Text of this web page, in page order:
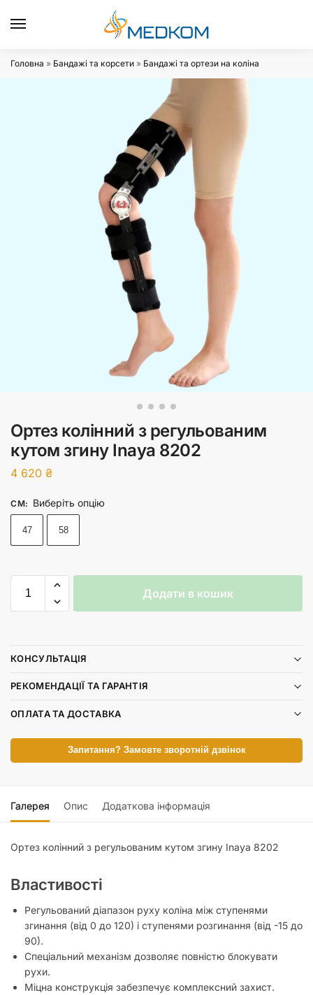
Головна » Бандажі та корсети » Бандажі та ортези на коліна
Ортез колінний з регульованим
кутом згину Inaya 8202
4 620 ₴
СМ: Виберіть опцію
47 58
Додати в кошик
КОНСУЛЬТАЦІЯ
РЕКОМЕНДАЦІЇ ТА ГАРАНТІЯ
ОПЛАТА ТА ДОСТАВКА
Запитання? Замовте зворотній дзвінок
Галерея Опис Додаткова інформація
Ортез колінний з регульованим кутом згину Inaya 8202
Властивості
Регульований діапазон руху коліна між ступенями
згинання (від 0 до 120) і ступенями розгинання (від -15 до
90).
Спеціальний механізм дозволяє повністю блокувати
рухи.
Міцна конструкція забезпечує комплексний захист.